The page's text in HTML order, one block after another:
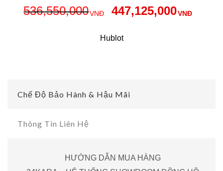
536,550,000VNĐ 447,125,000VNĐ
Hublot
Chế Độ Bảo Hành & Hậu Mãi
Thông Tin Liên Hệ
HƯỚNG DẪN MUA HÀNG